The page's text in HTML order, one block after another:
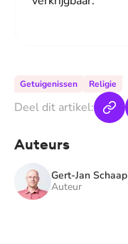
Getuigenissen Religie
Deel dit artikel:
Auteurs
Gert-Jan Schaap
Auteur